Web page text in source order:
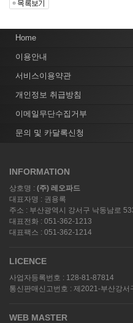
Home
이용안내
서비스이용약관
개인정보 취급방침
이메일무단수집거부
문의 및 카달록신청
INFORMATION
상호명 : (주) 레오파드
대표자명 : 권용록
주소 : 부산광역시 강서구 낙동남로
대표전화 : 051-362-1213
대표팩스 : 051-362-1214
LICENCE
사업자등록번호 : 128-81-87814
통신판매신고번호 : 제2021-부산강서
WEB MASTER